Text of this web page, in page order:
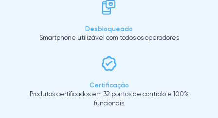
Desbloqueado
Smartphone utilizável com todos os operadores
Certificação
Produtos certificados em 32 pontos de controlo e 100%
funcionais